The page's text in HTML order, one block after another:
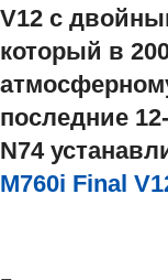
V12 с
который в
последние
N74
M760i Final